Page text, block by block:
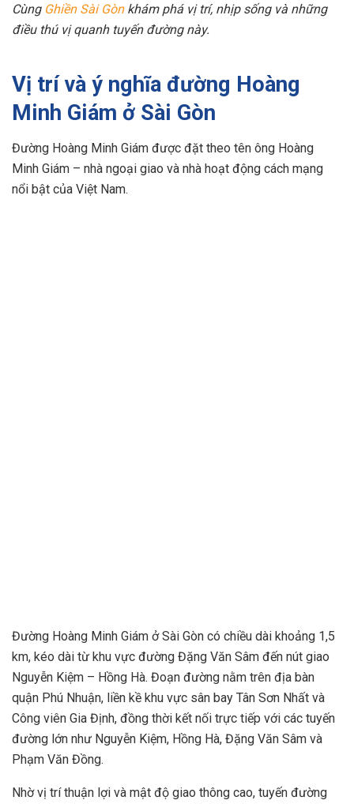
Cùng Ghiền Sài Gònkhám phá vị trí, nhịp sống và những
điều thú vị quanh tuyến đường này.
Vị trí và ý nghĩa đường Hoàng
Minh Giám ở Sài Gòn
Đường Hoàng Minh Giám được đặt theo tên ông Hoàng
Minh Giám – nhà ngoại giao và nhà hoạt động cách mạng
nổi bật của Việt Nam.
Đường Hoàng Minh Giám ở Sài Gòn có chiều dài khoảng 1,5
km, kéo dài từ khu vực đường Đặng Văn Sâm đến nút giao
Nguyễn Kiệm – Hồng Hà. Đoạn đường nằm trên địa bàn
quận Phú Nhuận, liền kề khu vực sân bay Tân Sơn Nhất và
Công viên Gia Định, đồng thời kết nối trực tiếp với các tuyến
đường lớn như Nguyễn Kiệm, Hồng Hà, Đặng Văn Sâm và
Phạm Văn Đồng.
Nhờ vị trí thuận lợi và mật độ giao thông cao, tuyến đường